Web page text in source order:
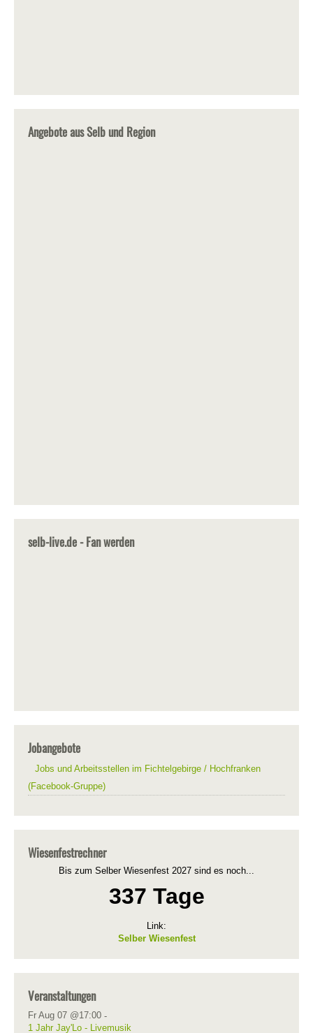
Angebote aus Selb und Region
selb-live.de - Fan werden
Jobangebote
Jobs und Arbeitsstellen im Fichtelgebirge / Hochfranken
(Facebook-Gruppe)
Wiesenfestrechner
Bis zum Selber Wiesenfest 2027 sind es noch...
337 Tage
Link:
Selber Wiesenfest
Veranstaltungen
Fr Aug 07 @17:00 -
1 Jahr Jay'Lo - Livemusik